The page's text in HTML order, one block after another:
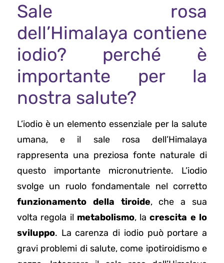
Sale rosa
dell’Himalaya contiene
iodio? perché è
importante per la
nostra salute?
L’iodio è un elemento essenziale per la salute
umana, e il sale rosa dell’Himalaya
rappresenta una preziosa fonte naturale di
questo importante micronutriente. L’iodio
svolge un ruolo fondamentale nel corretto
funzionamento della tiroide, che a sua
volta regola il metabolismo, lacrescita e lo
sviluppo. La carenza di iodio può portare a
gravi problemi di salute, come ipotiroidismo e